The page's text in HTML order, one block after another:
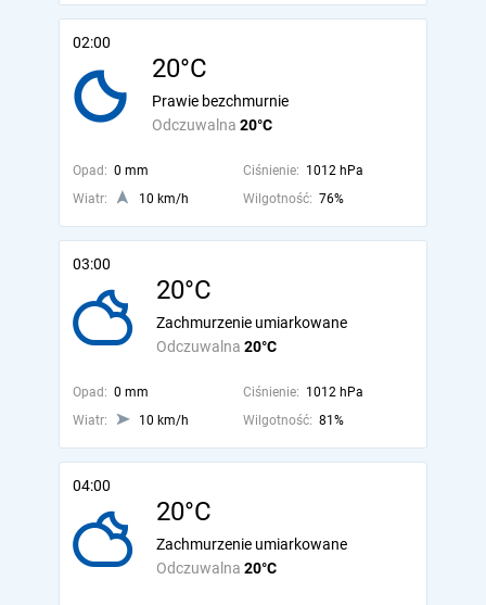
02:00
20°C
Odczuwalna 20°C
Prawie bezchmurnie
Opad: 0 mm Ciśnienie: 1012 hPa
Wiatr:
10 km/h Wilgotność: 76%
03:00
20°C
Odczuwalna 20°C
Zachmurzenie umiarkowane
Opad: 0 mm Ciśnienie: 1012 hPa
Wiatr:
10 km/h Wilgotność: 81%
04:00
20°C
Odczuwalna 20°C
Zachmurzenie umiarkowane